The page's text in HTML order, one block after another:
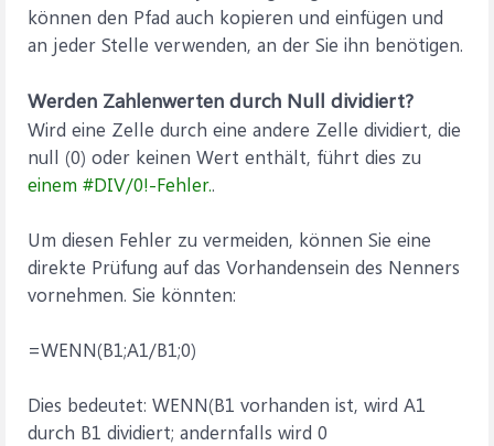
können den Pfad auch kopieren und einfügen und
an jeder Stelle verwenden, an der Sie ihn benötigen.
Werden Zahlenwerten durch Null dividiert?
Wird eine Zelle durch eine andere Zelle dividiert, die
null (0) oder keinen Wert enthält, führt dies zu
einem #DIV/0!-Fehler..
Um diesen Fehler zu vermeiden, können Sie eine
direkte Prüfung auf das Vorhandensein des Nenners
vornehmen. Sie könnten:
=WENN(B1;A1/B1;0)
Dies bedeutet: WENN(B1 vorhanden ist, wird A1
durch B1 dividiert; andernfalls wird 0